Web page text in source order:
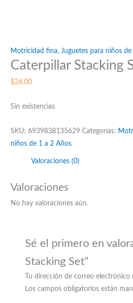
Motricidad fina,Juguetes para niños
Caterpillar Stacking
$26.00
Sin existencias
SKU:6939838135629 Categorías:
niños de 1 a 2 Años
Valoraciones (0)
Valoraciones
No hay valoraciones aún.
Sé el primero en
Stacking Set”
Tu dirección de correo electrónico
Los campos obligatorios están